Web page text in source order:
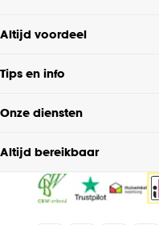
Altijd voordeel
Tips en info
Onze diensten
Altijd bereikbaar